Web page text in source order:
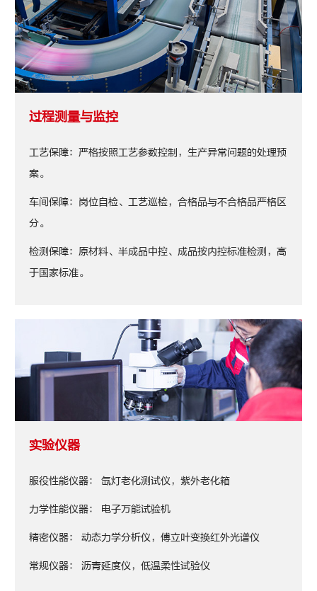
过程测量与监控
工艺保障：严格按照工艺参数控制，生产异常问题的处理预
案。
车间保障：岗位自检、工艺巡检，合格品与不合格品严格区
分。
检测保障：原材料、半成品中控、成品按内控标准检测，高
于国家标准。
实验仪器
服役性能仪器： 氙灯老化测试仪，紫外老化箱
力学性能仪器： 电子万能试验机
精密仪器： 动态力学分析仪，傅立叶变换红外光谱仪
常规仪器： 沥青延度仪，低温柔性试验仪